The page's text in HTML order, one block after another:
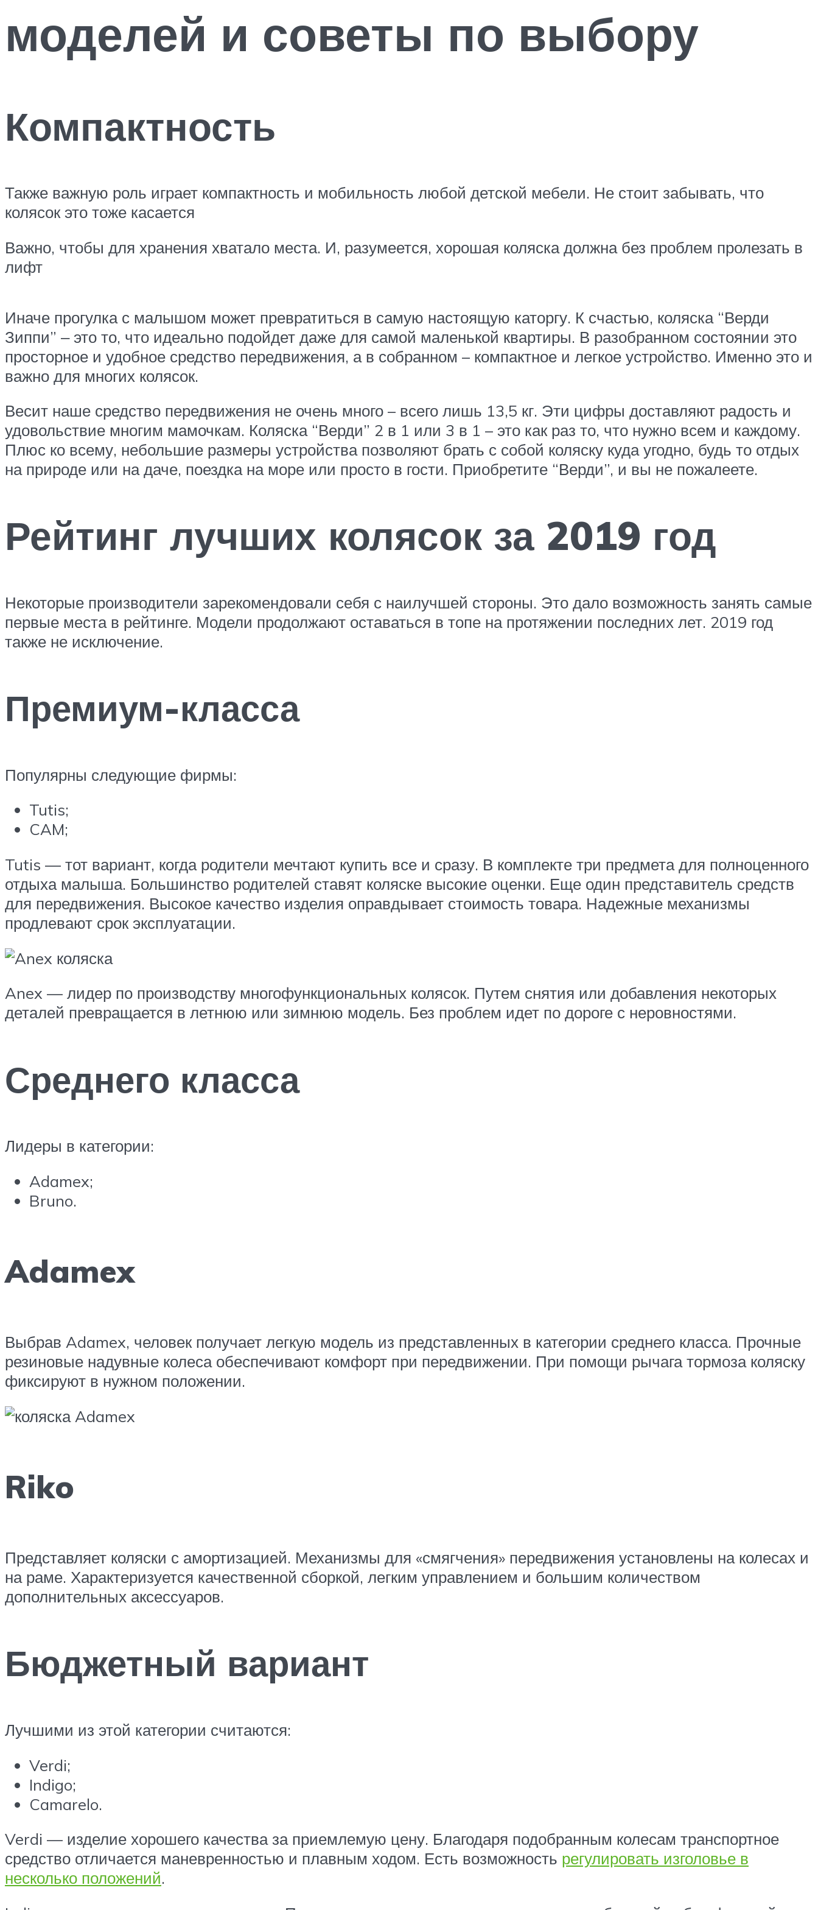
моделей и советы по выбору
Компактность
Также важную роль играет компактность и мобильность любой детской мебели. Не стоит забывать, что
колясок это тоже касается
Важно, чтобы для хранения хватало места. И, разумеется, хорошая коляска должна без проблем пролезать в
лифт
Иначе прогулка с малышом может превратиться в самую настоящую каторгу. К счастью, коляска “Верди
Зиппи” ‒ это то, что идеально подойдет даже для самой маленькой квартиры. В разобранном состоянии это
просторное и удобное средство передвижения, а в собранном – компактное и легкое устройство. Именно это и
важно для многих колясок.
Весит наше средство передвижения не очень много – всего лишь 13,5 кг. Эти цифры доставляют радость и
удовольствие многим мамочкам. Коляска “Верди” 2 в 1 или 3 в 1 – это как раз то, что нужно всем и каждому.
Плюс ко всему, небольшие размеры устройства позволяют брать с собой коляску куда угодно, будь то отдых
на природе или на даче, поездка на море или просто в гости. Приобретите “Верди”, и вы не пожалеете.
Рейтинг лучших колясок за 2019 год
Некоторые производители зарекомендовали себя с наилучшей стороны. Это дало возможность занять самые
первые места в рейтинге. Модели продолжают оставаться в топе на протяжении последних лет. 2019 год
также не исключение.
Премиум-класса
Популярны следующие фирмы:
Tutis;
CAM;
Tutis — тот вариант, когда родители мечтают купить все и сразу. В комплекте три предмета для полноценного
отдыха малыша. Большинство родителей ставят коляске высокие оценки. Еще один представитель средств
для передвижения. Высокое качество изделия оправдывает стоимость товара. Надежные механизмы
продлевают срок эксплуатации.
Anex — лидер по производству многофункциональных колясок. Путем снятия или добавления некоторых
деталей превращается в летнюю или зимнюю модель. Без проблем идет по дороге с неровностями.
Среднего класса
Лидеры в категории:
Adamex;
Bruno.
Adamex
Выбрав Adamex, человек получает легкую модель из представленных в категории среднего класса. Прочные
резиновые надувные колеса обеспечивают комфорт при передвижении. При помощи рычага тормоза коляску
фиксируют в нужном положении.
Riko
Представляет коляски с амортизацией. Механизмы для «смягчения» передвижения установлены на колесах и
на раме. Характеризуется качественной сборкой, легким управлением и большим количеством
дополнительных аксессуаров.
Бюджетный вариант
Лучшими из этой категории считаются:
Verdi;
Indigo;
Camarelo.
Verdi — изделие хорошего качества за приемлемую цену. Благодаря подобранным колесам транспортное
средство отличается маневренностью и плавным ходом. Есть возможность регулировать изголовье в
несколько положений.